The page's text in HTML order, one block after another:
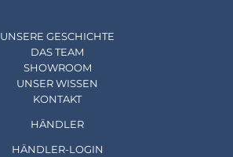
UNSERE GESCHICHTE
DAS TEAM
SHOWROOM
UNSER WISSEN
KONTAKT
HÄNDLER
HÄNDLER-LOGIN